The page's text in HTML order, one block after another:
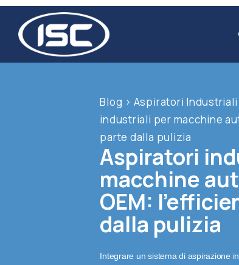
contenuto
Blog > Aspiratori
industriali per macchine
parte dalla pulizia
Aspiratori
macchine
OEM:
dalla pulizia
Integrare un sistema di aspirazione